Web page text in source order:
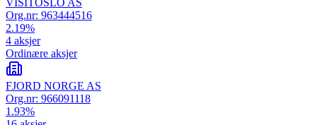
VISITOSLO AS
Org.nr: 963444516
2.19%
4 aksjer
Ordinære aksjer
FJORD NORGE AS
Org.nr: 966091118
1.93%